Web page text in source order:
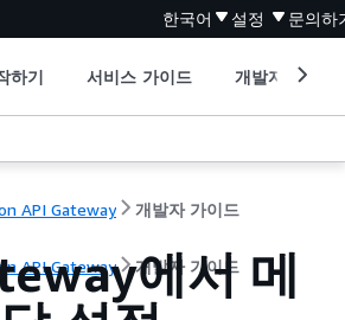
한국어 설정 문의하
하기 서비스 가이드 개발자 도구
API Gateway 개발자 가이드
API Gateway 개발자 가이드
에서 메